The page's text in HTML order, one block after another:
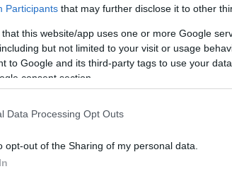
Participants that may further disclose it to other
that this website/app uses one or more Google
but not limited to your visit or usage
to Google and its third-party tags to use your
consent section.
Data Processing Opt Outs
opt-out of the Sharing of my personal data.
τρεις αεροδιακομιδές έγιναν αποδεκτές
κατά τις νυχτερινές ώρες. Όπως
περιορισμών, και ειδικότερα εξαιτίας της
που –κατά το Υπουργείο– τέθηκαν από τη
τόσο στο ΕΚΑΒ όσο και στο
επιστολή που είχε αποστείλει στις 22
για τις συγκεκριμένες